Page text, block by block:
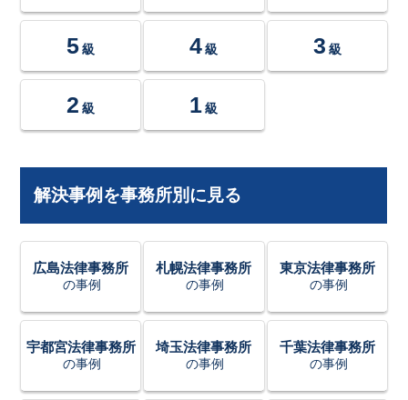
5 級 4 級 3 級
2 級 1 級
解決事例を事務所別に見る
広島法律事務所
の事例
札幌法律事務所
の事例
東京法律事務所
の事例
宇都宮法律事務所
の事例
埼玉法律事務所
の事例
千葉法律事務所
の事例